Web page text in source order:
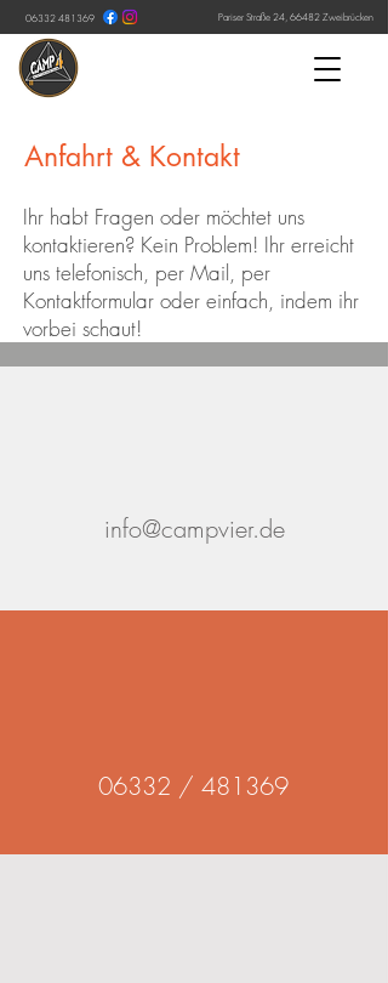
06332 481369 Pariser Straße 24, 66482 Zweibrücken
Anfahrt & Kontakt
Ihr habt Fragen oder möchtet uns
kontaktieren? Kein Problem! Ihr erreicht
uns telefonisch, per Mail, per
Kontaktformular oder einfach, indem ihr
vorbei schaut!
info@campvier.de
06332 / 481369